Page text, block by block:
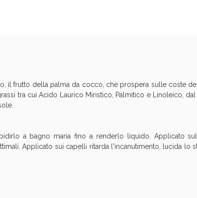
il frutto della palma da cocco, che prospera sulle coste
tra cui Acido Laurico Miristico, Palmitico e Linoleico,
a bagno maria fino a renderlo liquido. Applicato
Applicato sui capelli ritarda l'incanutimento, lucida lo